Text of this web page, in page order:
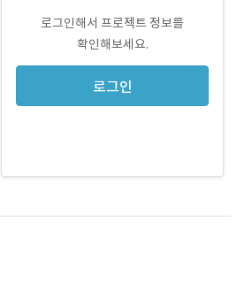
로그인해서 프로젝트 정보를
확인해보세요.
로그인
C# · 경력 무관